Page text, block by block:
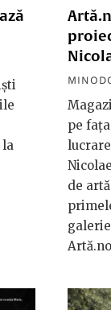
la
pe
de